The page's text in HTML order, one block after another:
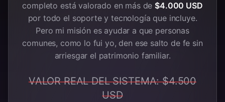
completo está valorado en más de $4.000 USD
por todo el soporte y tecnología que incluye.
Pero mi misión es ayudar a que personas
comunes, como lo fui yo, den ese salto de fe sin
arriesgar el patrimonio familiar.
VALOR REAL DEL SISTEMA: $4.500
USD